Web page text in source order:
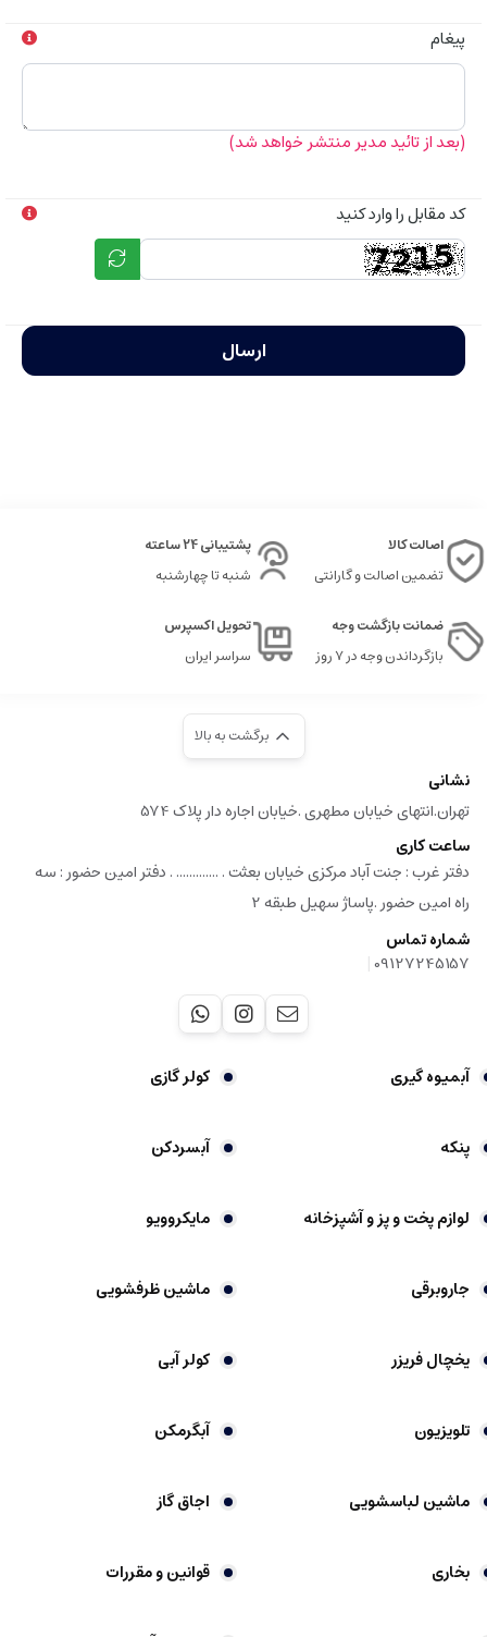
پیغام
(بعد از تائید مدیر منتشر خواهد شد)
کد مقابل را وارد کنید
ارسال
اصالت کالا
تضمین اصالت و گارانتی
پشتیبانی 24 ساعته
شنبه تا چهارشنبه
ضمانت بازگشت وجه
بازگرداندن وجه در ۷ روز
تحویل اکسپرس
سراسر ایران
برگشت به بالا
نشانی
تهران.انتهای خیابان مطهری .خیابان اجاره دار پلاک 574
ساعت کاری
دفتر غرب : جنت آباد مرکزی خیابان بعثت . ............. . دفتر امین حضور : سه
راه امین حضور .پاساژ سهیل طبقه 2
شماره تماس
09127245157
|
آبمیوه گیری کولر گازی
پنکه آبسردکن
لوازم پخت و پز و آشپزخانه مایکروویو
جاروبرقی ماشین ظرفشویی
یخچال فریزر کولر آبی
تلویزیون آبگرمکن
ماشین لباسشویی اجاق گاز
بخاری قوانین و مقررات